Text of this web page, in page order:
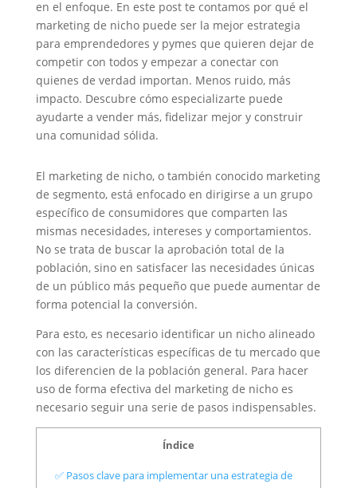
en el enfoque. En este post te contamos por qué el
marketing de nicho puede ser la mejor estrategia
para emprendedores y pymes que quieren dejar de
competir con todos y empezar a conectar con
quienes de verdad importan. Menos ruido, más
impacto. Descubre cómo especializarte puede
ayudarte a vender más, fidelizar mejor y construir
una comunidad sólida.
El marketing de nicho, o también conocido marketing
de segmento, está enfocado en dirigirse a un grupo
específico de consumidores que comparten las
mismas necesidades, intereses y comportamientos.
No se trata de buscar la aprobación total de la
población, sino en satisfacer las necesidades únicas
de un público más pequeño que puede aumentar de
forma potencial la conversión.
Para esto, es necesario identificar un nicho alineado
con las características específicas de tu mercado que
los diferencien de la población general. Para hacer
uso de forma efectiva del marketing de nicho es
necesario seguir una serie de pasos indispensables.
Índice
✅ Pasos clave para implementar una estrategia de